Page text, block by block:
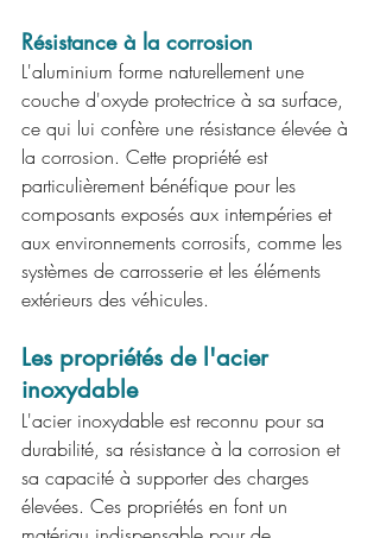
Résistance à la corrosion
L'aluminium forme naturellement une
couche d'oxyde protectrice à sa surface,
ce qui lui confère une résistance élevée à
la corrosion. Cette propriété est
particulièrement bénéfique pour les
composants exposés aux intempéries et
aux environnements corrosifs, comme les
systèmes de carrosserie et les éléments
extérieurs des véhicules.
Les propriétés de l'acier
inoxydable
L'acier inoxydable est reconnu pour sa
durabilité, sa résistance à la corrosion et
sa capacité à supporter des charges
élevées. Ces propriétés en font un